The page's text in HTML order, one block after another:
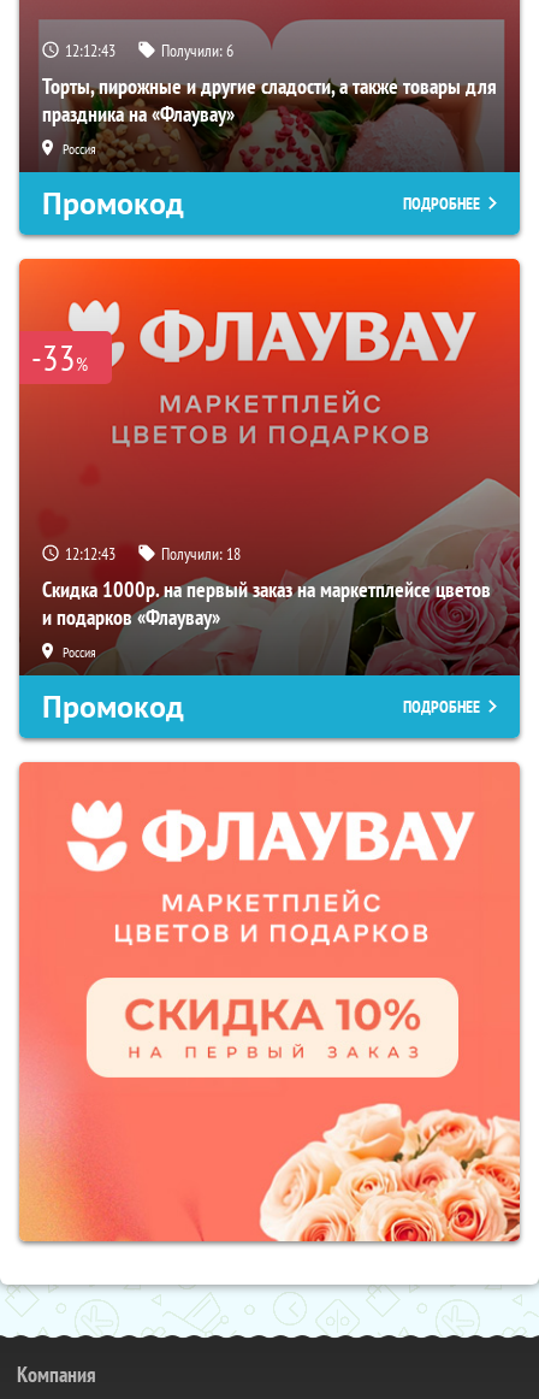
12:12:42 Получили:6
Торты, пирожные и другие сладости, а также товары для
праздника на «Флаувау»
Россия
Промокод ПОДРОБНЕЕ
-33%
12:12:42 Получили: 18
Скидка 1000р. на первый заказ на маркетплейсе цветов
и подарков «Флаувау»
Россия
Промокод ПОДРОБНЕЕ
Компания